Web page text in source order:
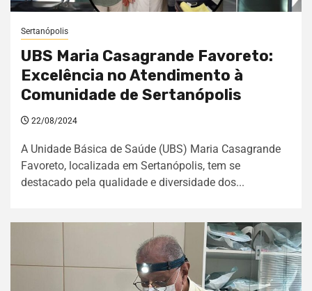
Sertanópolis
UBS Maria Casagrande Favoreto:
Excelência no Atendimento à
Comunidade de Sertanópolis
22/08/2024
A Unidade Básica de Saúde (UBS) Maria Casagrande
Favoreto, localizada em Sertanópolis, tem se
destacado pela qualidade e diversidade dos...